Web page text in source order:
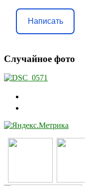
Написать
Случайное фото